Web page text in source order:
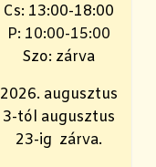
Cs: 13:00-18:00
P: 10:00-15:00
Szo: zárva
2026. augusztus
3-tól augusztus
23-ig zárva.